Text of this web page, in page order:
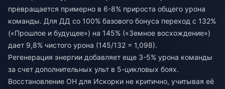
превращается примерно в 6-8% прироста общего урона
команды. Для ДД со 100% базового бонуса переход с 132%
(«Прошлое и будущее») на 145% («Земное восхождение»)
дает 9,8% чистого урона (145/132 = 1,098).
Регенерация энергии добавляет еще 3-5% урона команды
за счет дополнительных ульт в 5-цикловых боях.
Восстановление ОН для Искорки не критично, учитывая её